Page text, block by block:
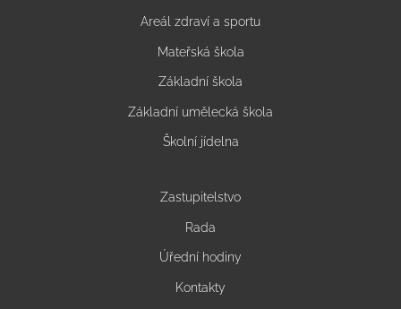
Areál zdraví a sportu
Mateřská škola
Základní škola
Základní umělecká škola
Školní jídelna
Zastupitelstvo
Rada
Úřední hodiny
Kontakty